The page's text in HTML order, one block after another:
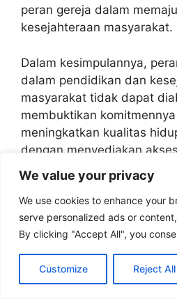
We value your privacy
We use cookies to enhance your
serve personalized ads or
By clicking "Accept All", you
Customize Reject All
peran gereja dalam
kesejahteraan masyarakat.
Dalam kesimpulannya,
dalam pendidikan dan
masyarakat tidak dapat
membuktikan
meningkatkan kualitas
dengan menyediakan
membantu dalam
dan ekonomi. Gereja Toraja
penting bagi pemerintah
mencapai pembangunan
dan kesejahteraan bagi